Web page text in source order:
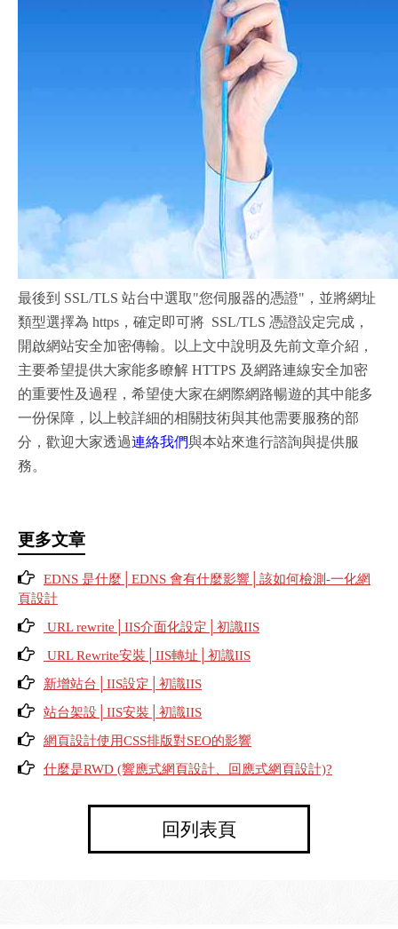
最後到 SSL/TLS 站台中選取"您伺服器的憑證"，並將網址
類型選擇為 https，確定即可將 SSL/TLS 憑證設定完成，
開啟網站安全加密傳輸。以上文中說明及先前文章介紹，
主要希望提供大家能多瞭解 HTTPS 及網路連線安全加密
的重要性及過程，希望使大家在網際網路暢遊的其中能多
一份保障，以上較詳細的相關技術與其他需要服務的部
分，歡迎大家透過連絡我們與本站來進行諮詢與提供服
務。
更多文章
EDNS 是什麼│EDNS 會有什麼影響│該如何檢測-一化網
頁設計
URL rewrite│IIS介面化設定│初識IIS
URL Rewrite安裝│IIS轉址│初識IIS
新增站台│IIS設定│初識IIS
站台架設│IIS安裝│初識IIS
網頁設計使用CSS排版對SEO的影響
什麼是RWD (響應式網頁設計、回應式網頁設計)?
回列表頁